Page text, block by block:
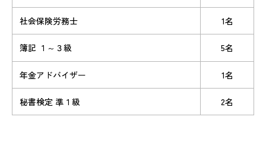
社会保険労務士 1名
簿記 １～３級 5名
年金アドバイザー 1名
秘書検定 準１級 2名